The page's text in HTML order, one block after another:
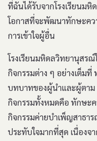
ที่ฉันได้รับจากโรงเรียนม
โอกาสที่จะพัฒนาทักษะคว
การเข้าใจผู้อื่น
โรงเรียนมหิดลวิทยานุสร
กิจกรรมต่าง ๆ อย่างเต็มที่
บทบาทของผู้นำและผู้ตา
กิจกรรมทั้งหมดคือ ทักษะค
กิจกรรมค่ายบำเพ็ญสาธา
ประทับใจมากที่สุด เนื่องจ